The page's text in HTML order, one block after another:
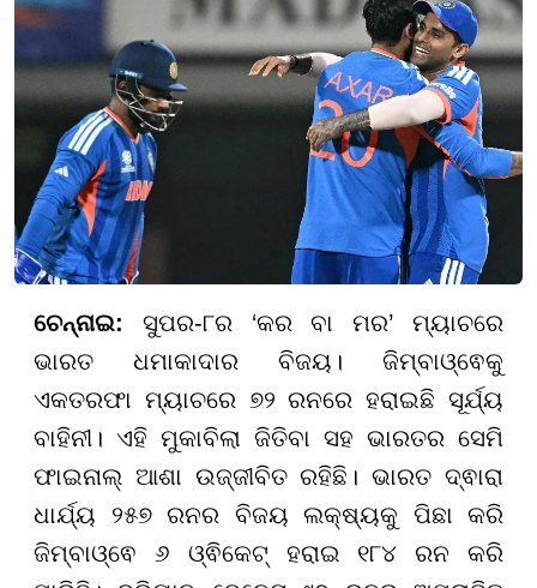
ଚେନ୍ନାଇ: ସୁପର-୮ର ‘କର ବା ମର’ ମ୍ୟାଚରେ
ଭାରତ ଧମାକାଦାର ବିଜୟ। ଜିମ୍ବାଓ୍ଵେକୁ
ଏକତରଫା ମ୍ୟାଚରେ ୭୨ ରନରେ ହରାଇଛି ସୂର୍ଯ୍ୟ
ବାହିନୀ। ଏହି ମୁକାବିଲା ଜିତିବା ସହ ଭାରତର ସେମି
ଫାଇନାଲ୍ ଆଶା ଉଜ୍ଜୀବିତ ରହିଛି। ଭାରତ ଦ୍ଵାରା
ଧାର୍ଯ୍ୟ ୨୫୭ ରନର ବିଜୟ ଲକ୍ଷ୍ୟକୁ ପିଛା କରି
ଜିମ୍ବାଓ୍ଵେ ୬ ଓ୍ଵିକେଟ୍ ହରାଇ ୧୮୪ ରନ କରି